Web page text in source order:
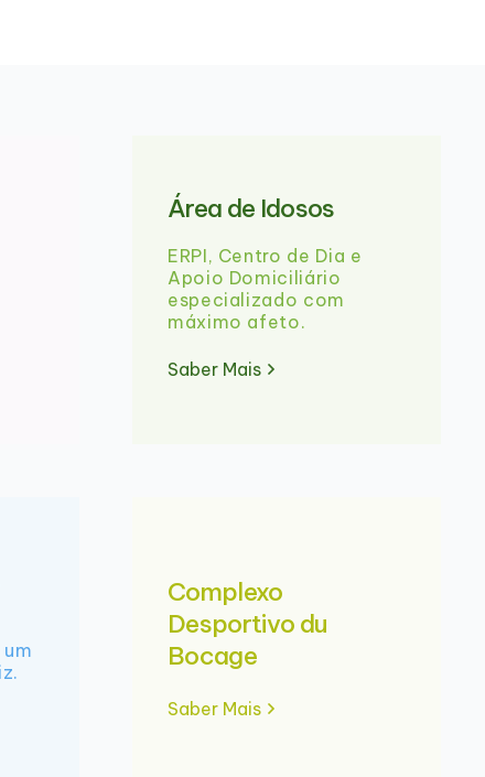
Área de Idosos
ERPI, Centro de Dia e
Apoio Domiciliário
especializado com
máximo afeto.
Saber Mais
Complexo
Desportivo du
Bocage
Saber Mais